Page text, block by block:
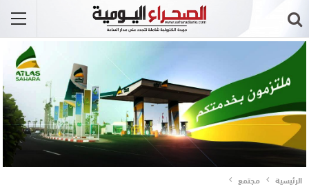
الرئيسية مجتمع